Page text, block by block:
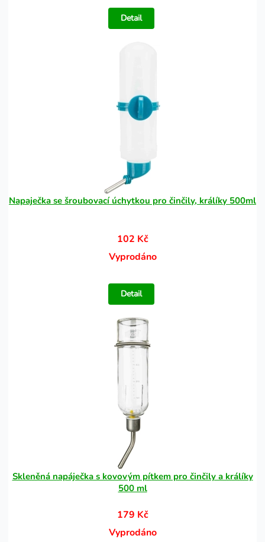
Detail
Napaječka se šroubovací úchytkou pro činčily, králíky 500ml
102 Kč
Vyprodáno
Detail
Skleněná napáječka s kovovým pítkem pro činčily a králíky
500 ml
179 Kč
Vyprodáno